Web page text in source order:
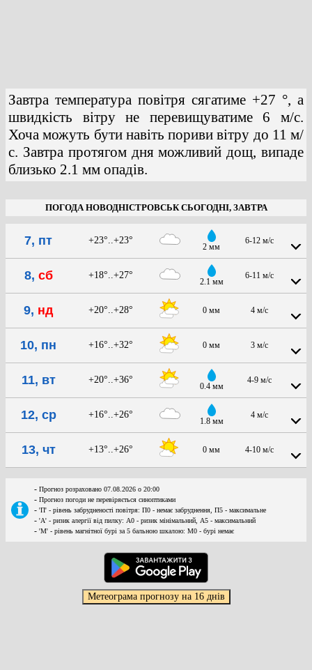
Завтра температура повітря сягатиме +27 °, а
швидкість вітру не перевищуватиме 6 м/с.
Хоча можуть бути навіть пориви вітру до 11 м/
с. Завтра протягом дня можливий дощ, випаде
близько 2.1 мм опадів.
ПОГОДА НОВОДНІСТРОВСЬК СЬОГОДНІ, ЗАВТРА
7, пт +23°..+23°
2 мм
6-12 м/с
8, сб +18°..+27°
2.1 мм
6-11 м/с
9, нд +20°..+28° 0 мм 4 м/с
10, пн +16°..+32° 0 мм 3 м/с
11, вт +20°..+36°
0.4 мм
4-9 м/с
12, ср +16°..+26°
1.8 мм
4 м/с
13, чт +13°..+26° 0 мм 4-10 м/с
- Прогноз розраховано 07.08.2026 о 20:00
- Прогноз погоди не перевіряється синоптиками
- 'П' - рівень забрудненості повітря: П0 - немає забруднення, П5 - максимальне
- 'А' - ризик алергії від пилку: А0 - ризик мінімальний, А5 - максимальний
- 'М' - рівень магнітної бурі за 5 бальною шкалою: M0 - бурі немає